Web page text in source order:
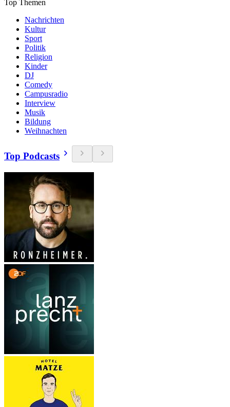
Top Themen
Nachrichten
Kultur
Sport
Politik
Religion
Kinder
DJ
Comedy
Campusradio
Interview
Musik
Bildung
Weihnachten
Top Podcasts